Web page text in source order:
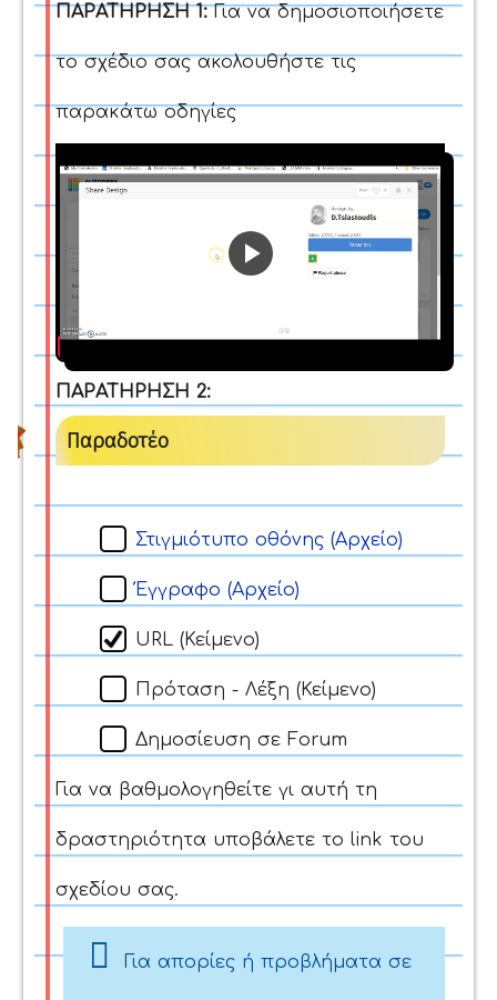
ΠΑΡΑΤΗΡΗΣΗ 1:Για να δημοσιοποιήσετε
το σχέδιο σας ακολουθήστε τις
παρακάτω οδηγίες
Play
Video
ΠΑΡΑΤΗΡΗΣΗ 2:
Παραδοτέο
Στιγμιότυπο οθόνης (Αρχείο)
Έγγραφο (Αρχείο)
URL (Κείμενο)
Πρόταση - Λέξη (Κείμενο)
Δημοσίευση σε Forum
Για να βαθμολογηθείτε γι αυτή τη
δραστηριότητα υποβάλετε το link του
σχεδίου σας.
Για απορίες ή προβλήματα σε